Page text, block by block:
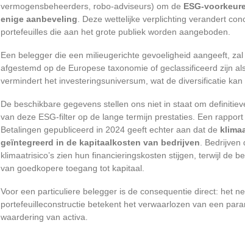
vermogensbeheerders, robo-adviseurs) om de ESG-
enige aanbeveling . Deze wettelijke verplichting verandert
portefeuilles die aan het grote publiek worden aangeboden.
Een belegger die een milieugerichte gevoeligheid aangeeft,
afgestemd op de Europese taxonomie of geclassificeerd zijn
vermindert het investeringsuniversum, wat de diversificatie kan
De beschikbare gegevens stellen ons niet in staat om
van deze ESG-filter op de lange termijn prestaties. Een
Betalingen gepubliceerd in 2024 geeft echter aan dat de
geïntegreerd in de kapitaalkosten van bedrijven .
klimaatrisico’s zien hun financieringskosten stijgen, terwijl de
van goedkopere toegang tot kapitaal.
Voor een particuliere belegger is de consequentie direct: het
portefeuilleconstructie betekent het verwaarlozen van een
waardering van activa.